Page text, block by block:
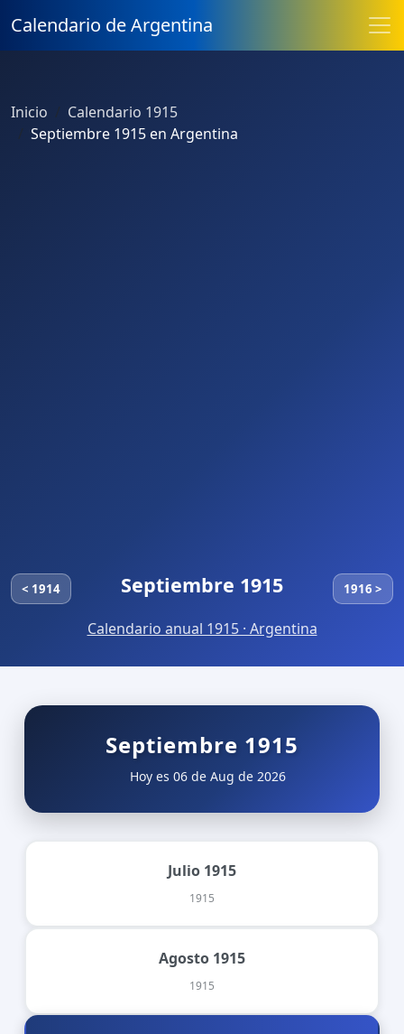
Calendario de Argentina
Inicio
Calendario 1915
Septiembre 1915 en Argentina
< 1914 Septiembre 1915 1916 >
Calendario anual 1915 · Argentina
Septiembre 1915
Hoy es 06 de Aug de 2026
Julio 1915
1915
Agosto 1915
1915